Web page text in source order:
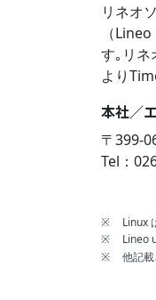
リネオ
（
す｡リネ
より
本社／
〒399-
Tel：
※
Linux
※
Lineo
※
他記